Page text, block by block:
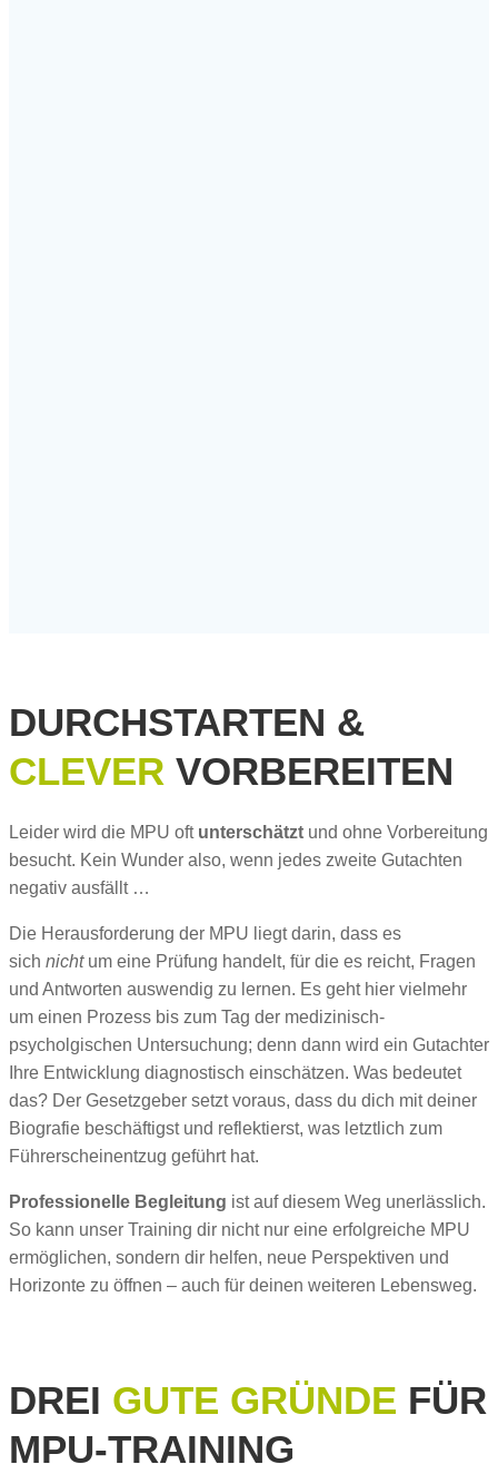
DURCHSTARTEN &
CLEVER VORBEREITEN
Leider wird die MPU oft unterschätzt und ohne Vorbereitung
besucht. Kein Wunder also, wenn jedes zweite Gutachten
negativ ausfällt …
Die Herausforderung der MPU liegt darin, dass es
sich nichtum eine Prüfung handelt, für die es reicht, Fragen
und Antworten auswendig zu lernen. Es geht hier vielmehr
um einen Prozess bis zum Tag der medizinisch-
psycholgischen Untersuchung; denn dann wird ein Gutachter
Ihre Entwicklung diagnostisch einschätzen. Was bedeutet
das? Der Gesetzgeber setzt voraus, dass du dich mit deiner
Biografie beschäftigst und reflektierst, was letztlich zum
Führerscheinentzug geführt hat.
Professionelle Begleitung ist auf diesem Weg unerlässlich.
So kann unser Training dir nicht nur eine erfolgreiche MPU
ermöglichen, sondern dir helfen, neue Perspektiven und
Horizonte zu öffnen – auch für deinen weiteren Lebensweg.
DREI GUTE GRÜNDE FÜR
MPU-TRAINING